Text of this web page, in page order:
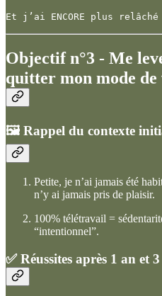
Et j’ai ENCORE plus
Objectif n°3 - Me
quitter mon mode
🖼️ Rappel du contexte
Petite, je n’ai jamais été
n’y ai jamais pris de plaisir.
100% télétravail =
“intentionnel”.
✅Réussites après 1 an et